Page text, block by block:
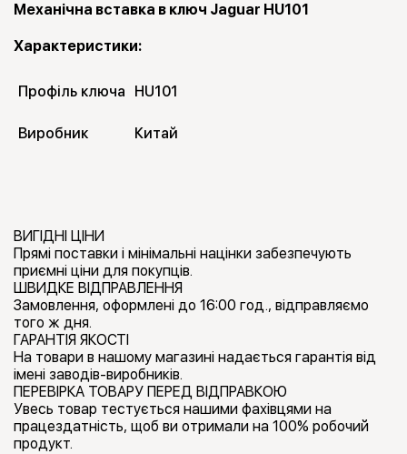
Механічна вставка в ключ Jaguar HU101
Характеристики:
Профіль ключа HU101
Виробник Китай
ВИГІДНІ ЦІНИ
Прямі поставки і мінімальні націнки забезпечують
приємні ціни для покупців.
ШВИДКЕ ВІДПРАВЛЕННЯ
Замовлення, оформлені до 16:00 год., відправляємо
того ж дня.
ГАРАНТІЯ ЯКОСТІ
На товари в нашому магазині надається гарантія від
імені заводів-виробників.
ПЕРЕВІРКА ТОВАРУ ПЕРЕД ВІДПРАВКОЮ
Увесь товар тестується нашими фахівцями на
працездатність, щоб ви отримали на 100% робочий
продукт.